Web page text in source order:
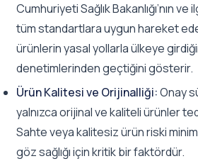
Cumhuriyeti Sağlık Bakanlığı’nın
tüm standartlara uygun hareket
ürünlerin yasal yollarla ülkeye
denetimlerinden geçtiğini gösterir.
Ürün Kalitesi ve Orijinalliği:Onay
yalnızca orijinal ve kaliteli ürünler
Sahte veya kalitesiz ürün riski
göz sağlığı için kritik bir faktördür.